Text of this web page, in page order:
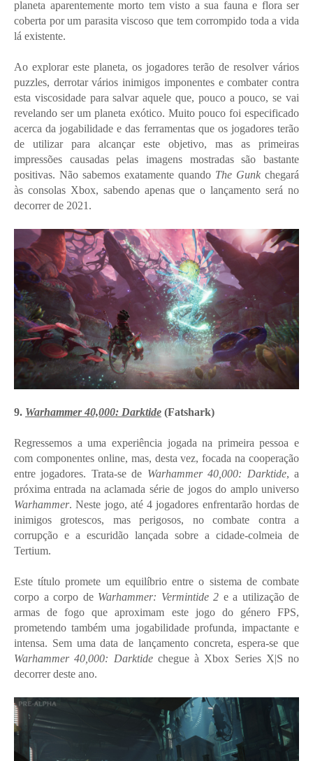
planeta aparentemente morto tem visto a sua fauna e flora ser
coberta por um parasita viscoso que tem corrompido toda a vida
lá existente.
Ao explorar este planeta, os jogadores terão de resolver vários
puzzles, derrotar vários inimigos imponentes e combater contra
esta viscosidade para salvar aquele que, pouco a pouco, se vai
revelando ser um planeta exótico. Muito pouco foi especificado
acerca da jogabilidade e das ferramentas que os jogadores terão
de utilizar para alcançar este objetivo, mas as primeiras
impressões causadas pelas imagens mostradas são bastante
positivas. Não sabemos exatamente quando The Gunk chegará
às consolas Xbox, sabendo apenas que o lançamento será no
decorrer de 2021.
9. Warhammer 40,000: Darktide (Fatshark)
Regressemos a uma experiência jogada na primeira pessoa e
com componentes online, mas, desta vez, focada na cooperação
entre jogadores. Trata-se de Warhammer 40,000: Darktide, a
próxima entrada na aclamada série de jogos do amplo universo
Warhammer. Neste jogo, até 4 jogadores enfrentarão hordas de
inimigos grotescos, mas perigosos, no combate contra a
corrupção e a escuridão lançada sobre a cidade-colmeia de
Tertium.
Este título promete um equilíbrio entre o sistema de combate
corpo a corpo de Warhammer: Vermintide 2 e a utilização de
armas de fogo que aproximam este jogo do género FPS,
prometendo também uma jogabilidade profunda, impactante e
intensa. Sem uma data de lançamento concreta, espera-se que
Warhammer 40,000: Darktidechegue à Xbox Series X|S no
decorrer deste ano.